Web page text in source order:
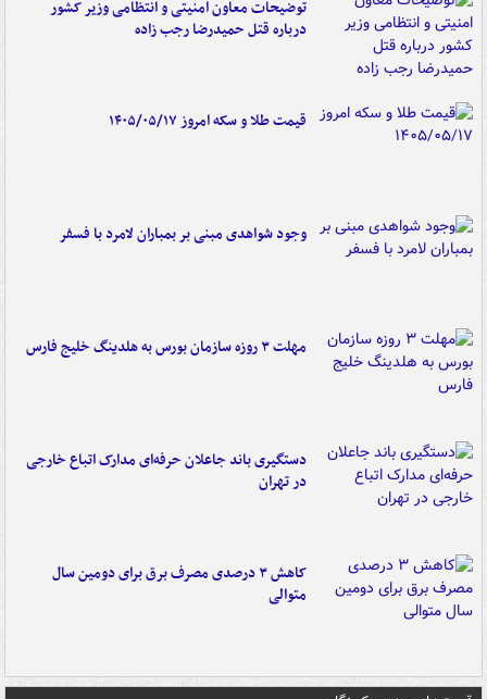
توضیحات معاون امنیتی و انتظامی وزیر کشور
درباره قتل حمیدرضا رجب زاده
قیمت طلا و سکه امروز ۱۴۰۵/۰۵/۱۷
وجود شواهدی مبنی بر بمباران لامرد با فسفر
مهلت ۳ روزه سازمان بورس به هلدینگ خلیج فارس
دستگیری باند جاعلان حرفه‌ای مدارک اتباع خارجی
در تهران
کاهش ۳ درصدی مصرف برق برای دومین سال
متوالی